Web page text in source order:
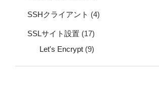
SSHクライアント (4)
SSLサイト設置 (17)
Let's Encrypt (9)